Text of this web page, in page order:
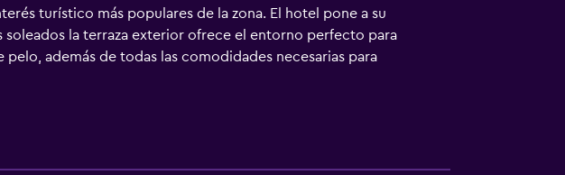
turístico más populares de la zona. El hotel pone a su
la terraza exterior ofrece el entorno perfecto para
además de todas las comodidades necesarias para
que los huéspedes pueden ir a comer antes de salir a visitar la
de lugares para salir a comer. Desde Hotel Ostrawa se puede